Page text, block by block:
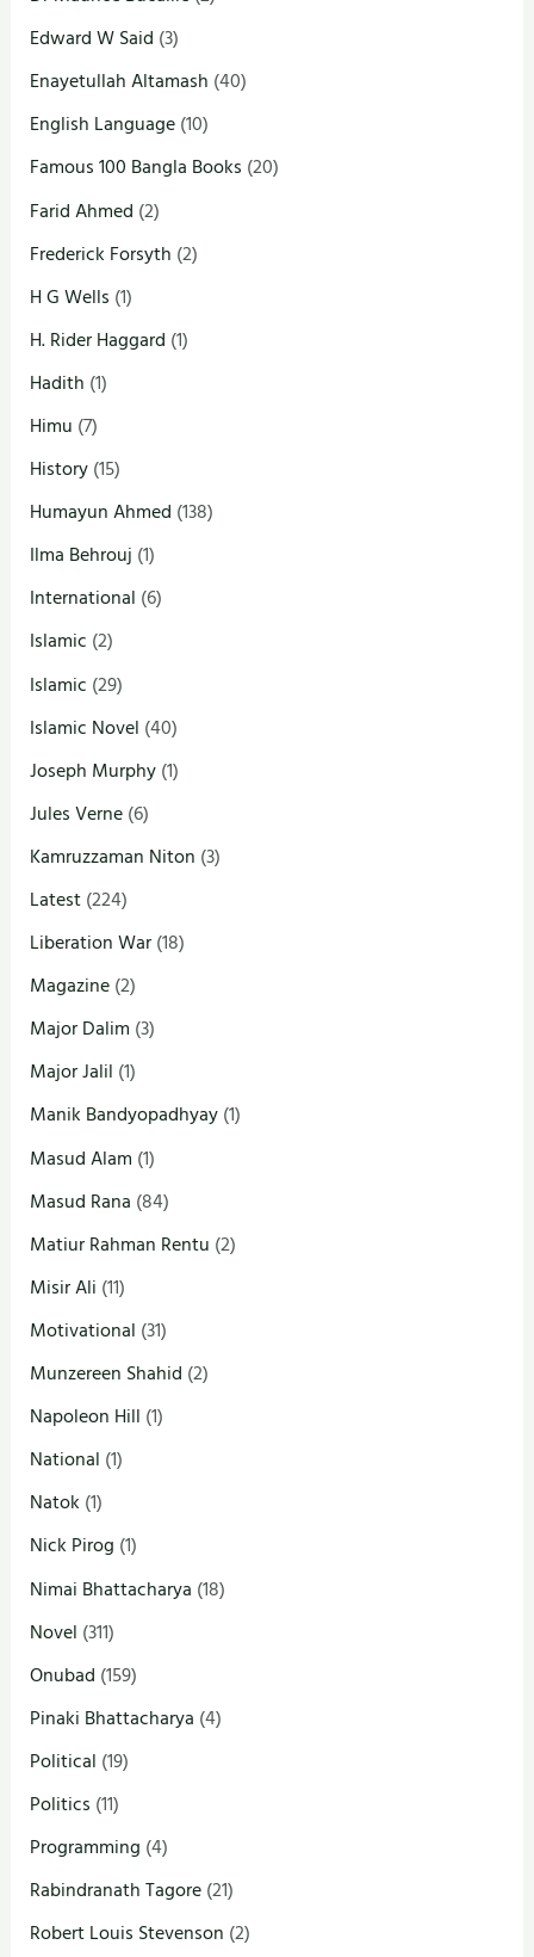
Edward W Said (3)
Enayetullah Altamash (40)
English Language(10)
Famous 100 Bangla Books (20)
Farid Ahmed (2)
Frederick Forsyth (2)
H G Wells (1)
H. Rider Haggard (1)
Hadith (1)
Himu (7)
History(15)
Humayun Ahmed (138)
Ilma Behrouj (1)
International (6)
Islamic (2)
Islamic (29)
Islamic Novel (40)
Joseph Murphy(1)
Jules Verne(6)
Kamruzzaman Niton (3)
Latest(224)
Liberation War(18)
Magazine(2)
Major Dalim (3)
Major Jalil (1)
Manik Bandyopadhyay(1)
Masud Alam (1)
Masud Rana (84)
Matiur Rahman Rentu (2)
Misir Ali (11)
Motivational (31)
Munzereen Shahid (2)
Napoleon Hill (1)
National (1)
Natok (1)
Nick Pirog (1)
Nimai Bhattacharya (18)
Novel (311)
Onubad (159)
Pinaki Bhattacharya (4)
Political (19)
Politics (11)
Programming (4)
Rabindranath Tagore(21)
Robert Louis Stevenson (2)